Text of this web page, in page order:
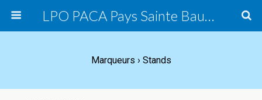
LPO PACA Pays Sainte Baume, groupe local
Marqueurs › Stands